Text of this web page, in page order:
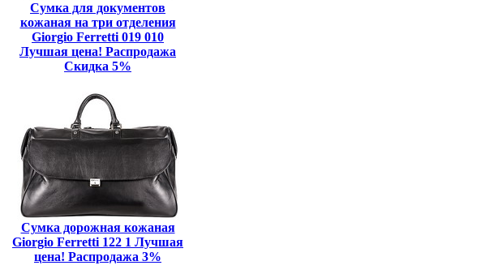
Сумка для документов
кожаная на три отделения
Giorgio Ferretti 019 010
Лучшая цена! Распродажа
Скидка 5%
Сумка дорожная кожаная
Giorgio Ferretti 122 1 Лучшая
цена! Распродажа 3%